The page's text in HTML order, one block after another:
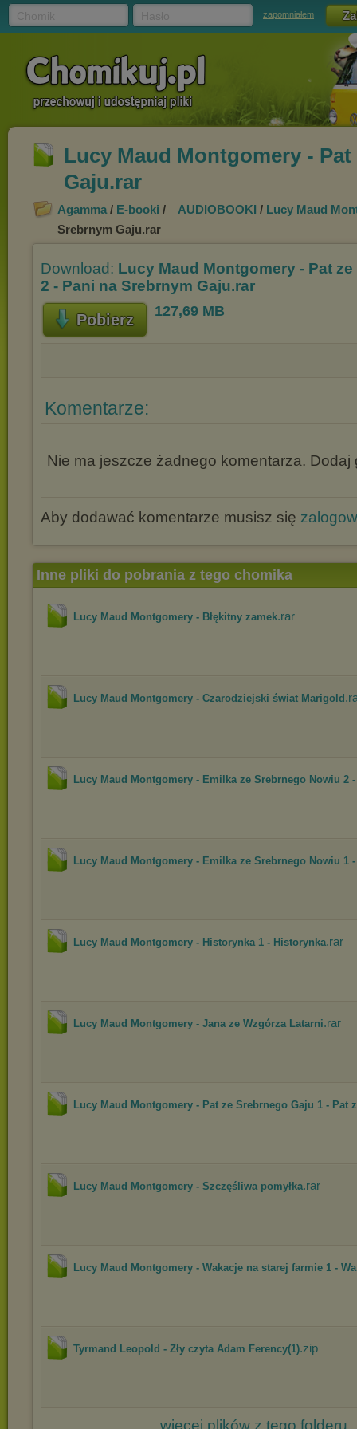
zapomniałem
Lucy Maud Montgomery -
Gaju.rar
Agamma / E-booki / _ AUDIOBOOKI / Lucy Maud
Srebrnym Gaju.rar
Download: Lucy Maud Montgomery - Pat
2 - Pani na Srebrnym Gaju.rar
Pobierz 127,69 MB
Komentarze:
Nie ma jeszcze żadnego komentarza. Dodaj
Aby dodawać komentarze musisz się
Inne pliki do pobrania z tego chomika
Lucy Maud Montgomery - Błękitny zamek.rar
Lucy Maud Montgomery - Czarodziejski świat Marigold
Lucy Maud Montgomery - Emilka ze Srebrnego Nowiu 2
Lucy Maud Montgomery - Emilka ze Srebrnego Nowiu 1
Lucy Maud Montgomery - Historynka 1 - Historynka.rar
Lucy Maud Montgomery - Jana ze Wzgórza Latarni.rar
Lucy Maud Montgomery - Pat ze Srebrnego Gaju 1 - Pat
Lucy Maud Montgomery - Szczęśliwa pomyłka.rar
Lucy Maud Montgomery - Wakacje na starej farmie 1 -
Tyrmand Leopold - Zły czyta Adam Ferency(1).zip
więcej plików z tego